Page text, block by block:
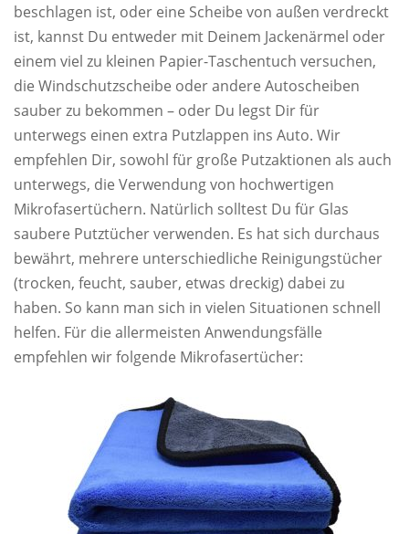
beschlagen ist, oder eine Scheibe von außen verdreckt
ist, kannst Du entweder mit Deinem Jackenärmel oder
einem viel zu kleinen Papier-Taschentuch versuchen,
die Windschutzscheibe oder andere Autoscheiben
sauber zu bekommen – oder Du legst Dir für
unterwegs einen extra Putzlappen ins Auto. Wir
empfehlen Dir, sowohl für große Putzaktionen als auch
unterwegs, die Verwendung von hochwertigen
Mikrofasertüchern. Natürlich solltest Du für Glas
saubere Putztücher verwenden. Es hat sich durchaus
bewährt, mehrere unterschiedliche Reinigungstücher
(trocken, feucht, sauber, etwas dreckig) dabei zu
haben. So kann man sich in vielen Situationen schnell
helfen. Für die allermeisten Anwendungsfälle
empfehlen wir folgende Mikrofasertücher: